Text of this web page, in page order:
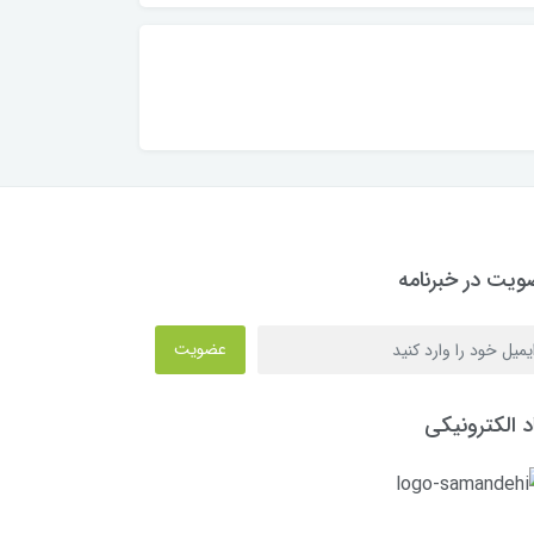
در خبرنامه
عضویت
الکترونیکی